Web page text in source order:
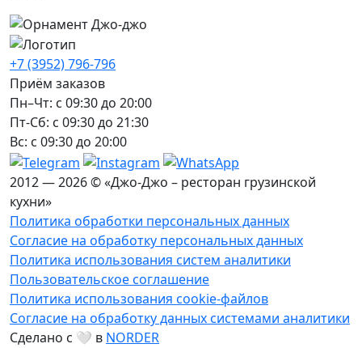
+7 (3952) 796-796
Приём заказов
Пн–Чт: с 09:30 до 20:00
Пт-Сб: с 09:30 до 21:30
Вс: с 09:30 до 20:00
2012 — 2026 © «Джо-Джо – ресторан грузинской
кухни»
Политика обработки персональных данных
Согласие на обработку персональных данных
Политика использования систем аналитики
Пользовательское соглашение
Политика использования cookie-файлов
Согласие на обработку данных системами аналитики
Сделано с 🤍 в NORDER